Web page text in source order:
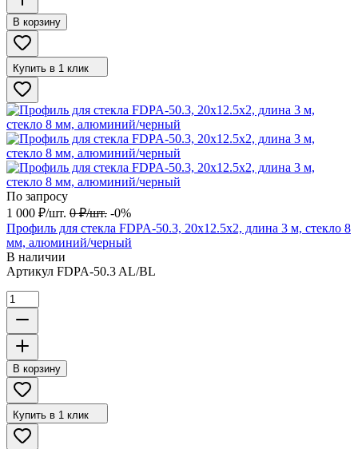
В корзину
Купить в 1 клик
По запросу
1 000 ₽/шт. 0 ₽/шт. -0%
Профиль для стекла FDPA-50.3, 20х12.5х2, длина 3 м, стекло 8
мм, алюминий/черный
В наличии
Артикул FDPA-50.3 AL/BL
В корзину
Купить в 1 клик